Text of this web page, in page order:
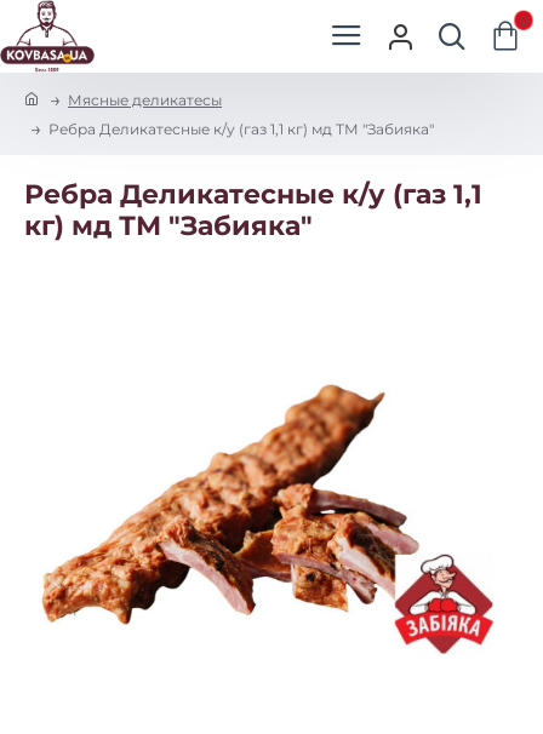
0
Мясные деликатесы
Ребра Деликатесные к/у (газ 1,1 кг) мд ТМ "Забияка"
Ребра Деликатесные к/у (газ 1,1
кг) мд ТМ "Забияка"